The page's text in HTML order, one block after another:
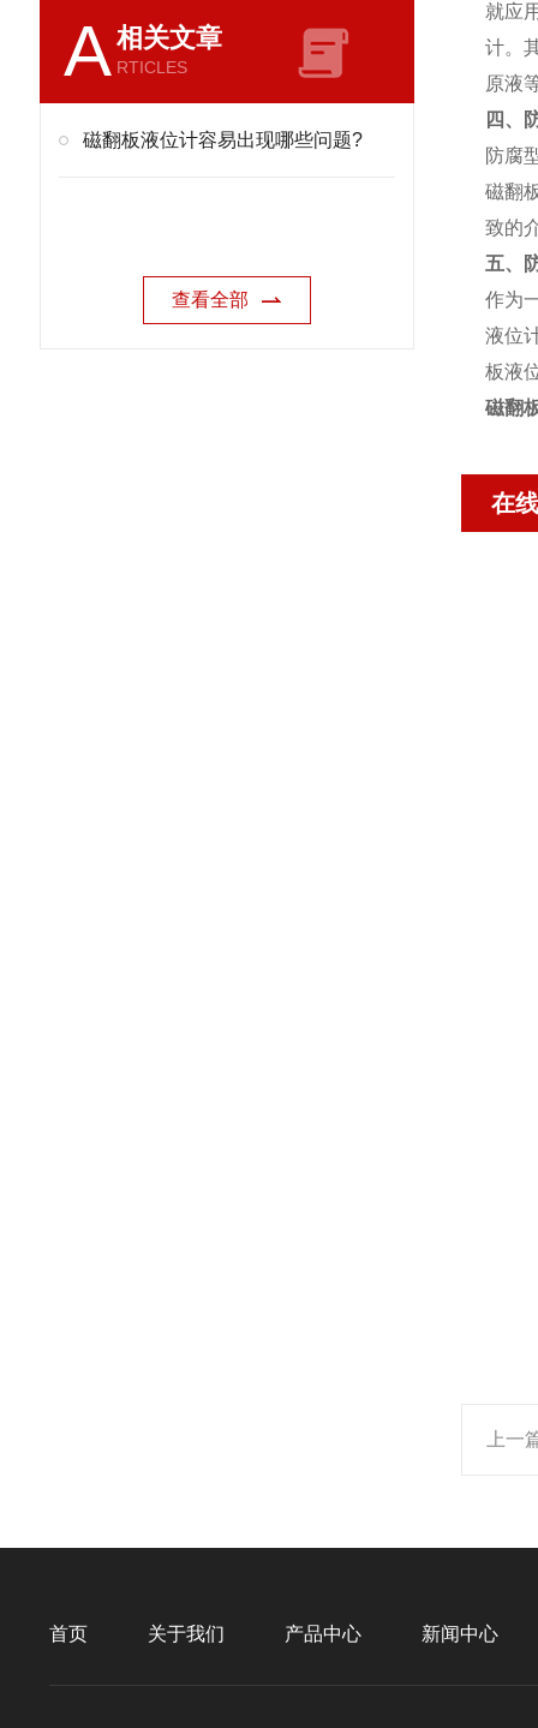
A相关文章
RTICLES
磁翻板液位计容易出现哪些问题?
查看全部
就应
计。
原液
四、
防腐
磁翻
致的
五、
作为
液位
板液
磁翻
在
上一
首页 关于我们 产品中心 新闻中心